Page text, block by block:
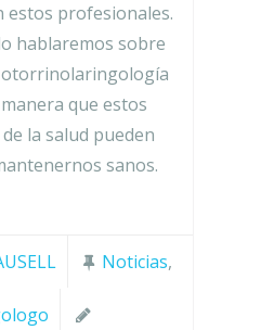
estos profesionales.
hablaremos sobre
que estos
la salud pueden
sanos.
Noticias,